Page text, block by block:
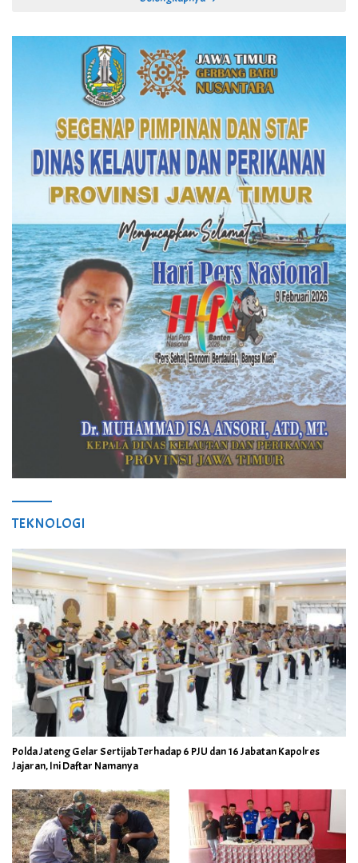
TEKNOLOGI
Polda Jateng Gelar Sertijab Terhadap 6 PJU dan 16 Jabatan Kapolres
Jajaran, Ini Daftar Namanya